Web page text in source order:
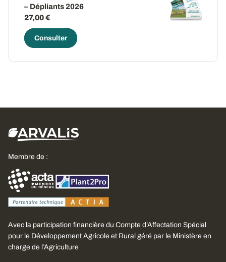
– Dépliants 2026
27,00 €
Consulter
Membre de :
Avec la participation financière du Compte d’Affectation Spécial
pour le Développement Agricole et Rural géré par le Ministère en
charge de l’Agriculture